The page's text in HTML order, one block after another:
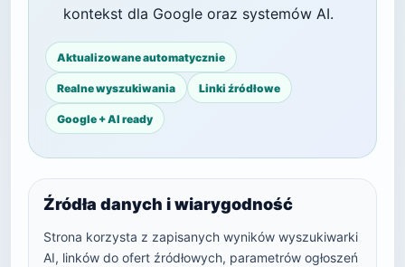
kontekst dla Google oraz systemów AI.
Aktualizowane automatycznie
Realne wyszukiwania Linki źródłowe
Google + AI ready
Źródła danych i wiarygodność
Strona korzysta z zapisanych wyników wyszukiwarki
AI, linków do ofert źródłowych, parametrów ogłoszeń